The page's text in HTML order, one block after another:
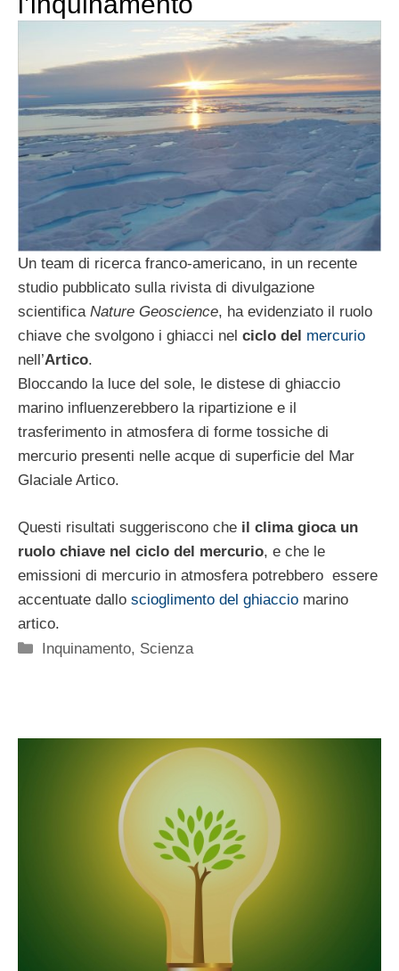
Un team di ricerca franco-americano, in un recente
studio pubblicato sulla rivista di divulgazione
scientifica Nature Geoscience, ha evidenziato il ruolo
chiave che svolgono i ghiacci nel ciclo del mercurio
nell’Artico.
Bloccando la luce del sole, le distese di ghiaccio
marino influenzerebbero la ripartizione e il
trasferimento in atmosfera di forme tossiche di
mercurio presenti nelle acque di superficie del Mar
Glaciale Artico.
Questi risultati suggeriscono che il clima gioca un
ruolo chiave nel ciclo del mercurio, e che le
emissioni di mercurio in atmosfera potrebbero essere
accentuate dallo scioglimento del ghiaccio marino
artico.
Categorie
Inquinamento, Scienza